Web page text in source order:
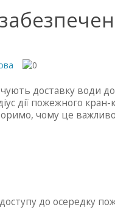
доставку води
дії пожежного кран-
чому це
до осередку